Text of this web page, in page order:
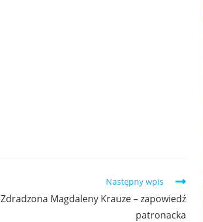
Następny wpis
Zdradzona Magdaleny Krauze – zapowiedź
patronacka